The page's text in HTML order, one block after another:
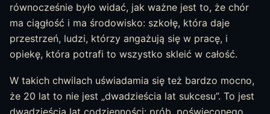
równocześnie było widać, jak ważne jest to, że chór
ma ciągłość i ma środowisko: szkołę, która daje
przestrzeń, ludzi, którzy angażują się w pracę, i
opiekę, która potrafi to wszystko skleić w całość.
W takich chwilach uświadamia się też bardzo mocno,
że 20 lat to nie jest „dwadzieścia lat sukcesu”. To jest